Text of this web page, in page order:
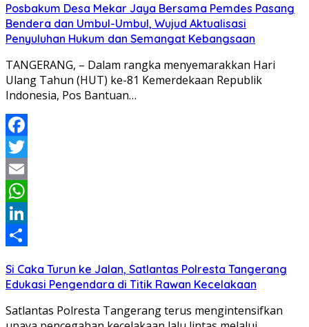
Posbakum Desa Mekar Jaya Bersama Pemdes Pasang
Bendera dan Umbul-Umbul, Wujud Aktualisasi
Penyuluhan Hukum dan Semangat Kebangsaan
TANGERANG, – Dalam rangka menyemarakkan Hari
Ulang Tahun (HUT) ke-81 Kemerdekaan Republik
Indonesia, Pos Bantuan…
Facebook
Twitter
Email
WhatsApp
LinkedIn
Si Caka Turun ke Jalan, Satlantas Polresta Tangerang
Edukasi Pengendara di Titik Rawan Kecelakaan
Satlantas Polresta Tangerang terus mengintensifkan